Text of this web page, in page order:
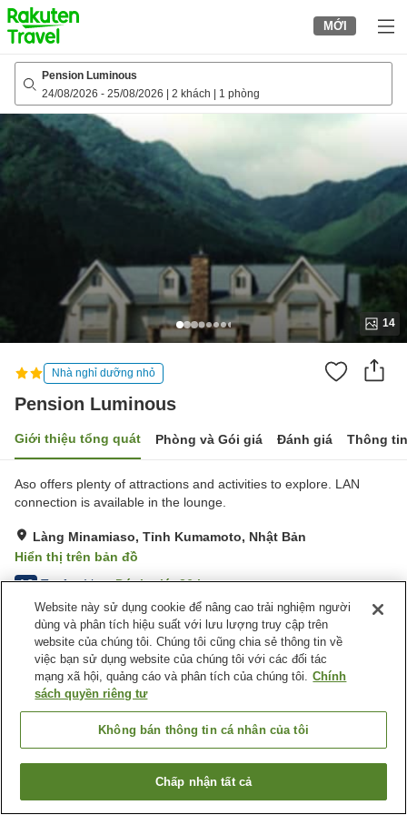
to
top
page
MỚI
Pension Luminous
24/08/2026 - 25/08/2026 2 khách 1 phòng
14
Nhà nghỉ dưỡng nhỏ
Pension Luminous
Giới thiệu tổng quát Phòng và Gói giá Đánh giá Thông
Aso offers plenty of attractions and activities to explore. LAN
connection is available in the lounge.
Làng Minamiaso, Tỉnh Kumamoto, Nhật Bản
Hiển thị trên bản đồ
4.3 Tuyệt vời Đánh giá:26lượt
Tiện nghi chỗ nghỉ
Bãi đỗ xe
Lounge
Cafe
Phòng Phơi Thiết Bị Trượt
Trang chủ Nhật Bản Tỉnh Kumamoto
Làng Minamiaso
Pension Luminous
Tìm phòng trống
Website này sử dụng cookie để nâng cao trải nghiệm người
dùng và phân tích hiệu suất với lưu lượng truy cập trên
website của chúng tôi. Chúng tôi cũng chia sẻ thông tin về
việc bạn sử dụng website của chúng tôi với các đối tác
mạng xã hội, quảng cáo và phân tích của chúng tôi. Chính
sách quyền riêng tư
Không bán thông tin cá nhân của tôi
Chấp nhận tất cả